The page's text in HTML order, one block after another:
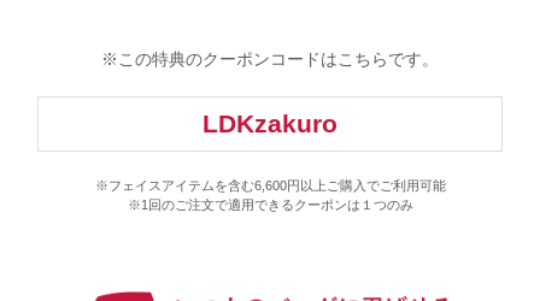
※この特典のクーポンコードはこちらです。
※フェイスアイテムを含む6,600円以上ご購入でご利用可能
※1回のご注文で適用できるクーポンは１つのみ